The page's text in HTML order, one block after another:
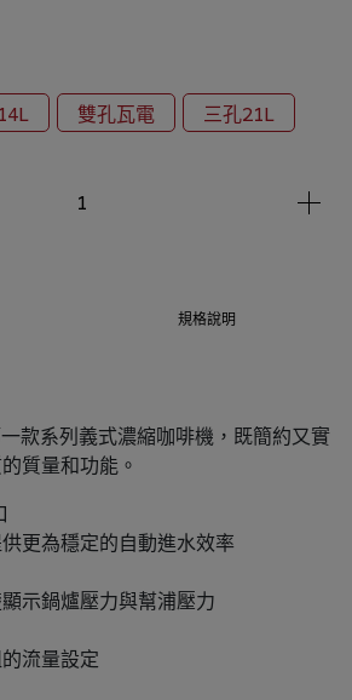
雙孔瓦電 三孔21L
規格說明
款系列義式濃縮咖啡機，既簡約又實
質量和功能。
更為穩定的自動進水效率
示鍋爐壓力與幫浦壓力
流量設定